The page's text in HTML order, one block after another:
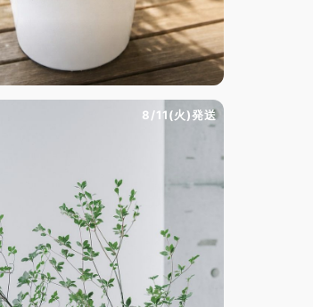
8/11(火)発送